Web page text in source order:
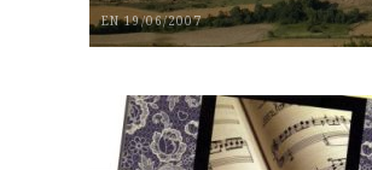
EN 19/06/2007